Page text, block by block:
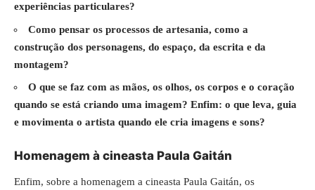
experiências particulares?
Como pensar os processos de artesania, como a
construção dos personagens, do espaço, da escrita e da
montagem?
O que se faz com as mãos, os olhos, os corpos e o coração
quando se está criando uma imagem? Enfim: o que leva, guia
e movimenta o artista quando ele cria imagens e sons?
Homenagem à cineasta Paula Gaitán
Enfim, sobre a homenagem a cineasta Paula Gaitán, os